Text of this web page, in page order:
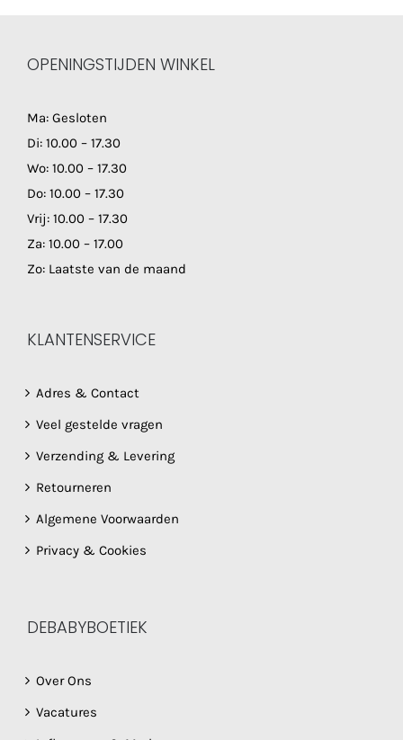
OPENINGSTIJDEN WINKEL
Ma: Gesloten
Di: 10.00 – 17.30
Wo: 10.00 – 17.30
Do: 10.00 – 17.30
Vrij: 10.00 – 17.30
Za: 10.00 – 17.00
Zo: Laatste van de maand
KLANTENSERVICE
Adres & Contact
Veel gestelde vragen
Verzending & Levering
Retourneren
Algemene Voorwaarden
Privacy & Cookies
DEBABYBOETIEK
Over Ons
Vacatures